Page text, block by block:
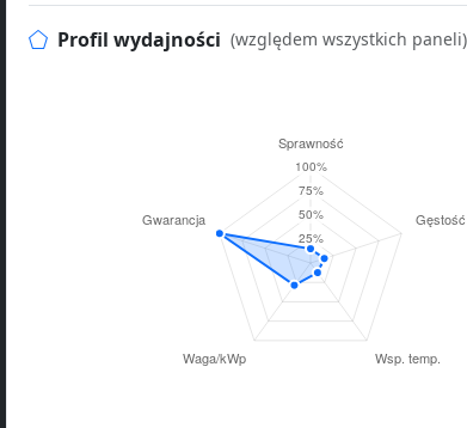
Profil wydajności (względem wszystkich paneli)